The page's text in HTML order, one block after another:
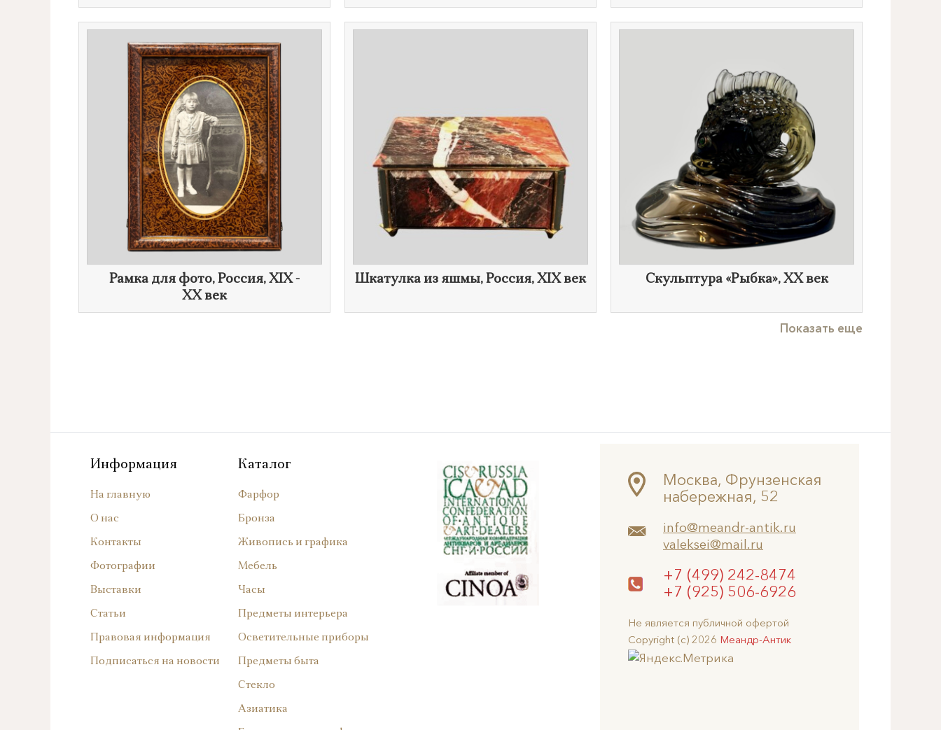
Рамка для фото, Россия, XIX -
XX век
​Шкатулка из яшмы, Россия, XIX век Скульптура «Рыбка», XX век
Показать еще
Информация
На главную
О нас
Контакты
Фотографии
Выставки
Статьи
Правовая информация
Подписаться на новости
Каталог
Фарфор
Бронза
Живопись и графика
Мебель
Часы
Предметы интерьера
Осветительные приборы
Предметы быта
Стекло
Азиатика
Москва, Фрунзенская
набережная, 52
info@meandr-antik.ru
valeksei@mail.ru
+7 (499) 242-8474
+7 (925) 506-6926
Не является публичной офертой
Copyright (c) 2026 Меандр-Антик